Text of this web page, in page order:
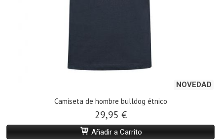
NOVEDAD
Camiseta de hombre bulldog étnico
29,95 €
Añadir a Carrito